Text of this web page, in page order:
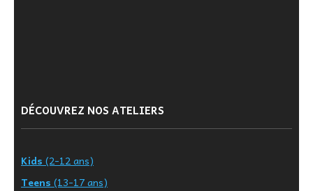
DÉCOUVREZ NOS ATELIERS
Kids (2-12 ans)
Teens (13-17 ans)